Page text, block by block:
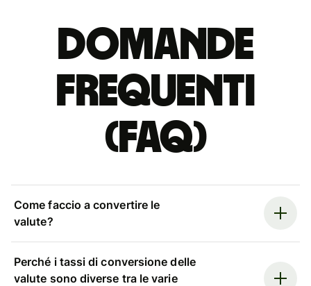
Domande
Frequenti
(FAQ)
Come faccio a convertire le
valute?
Perché i tassi di conversione delle
valute sono diverse tra le varie